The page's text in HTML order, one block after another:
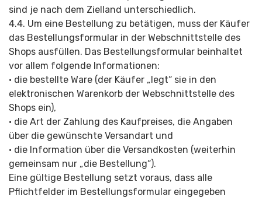
sind je nach dem Zielland unterschiedlich.
4.4. Um eine Bestellung zu betätigen, muss der Käufer
das Bestellungsformular in der Webschnittstelle des
Shops ausfüllen. Das Bestellungsformular beinhaltet
vor allem folgende Informationen:
• die bestellte Ware (der Käufer „legt“ sie in den
elektronischen Warenkorb der Webschnittstelle des
Shops ein),
• die Art der Zahlung des Kaufpreises, die Angaben
über die gewünschte Versandart und
• die Information über die Versandkosten (weiterhin
gemeinsam nur „die Bestellung“).
Eine gültige Bestellung setzt voraus, dass alle
Pflichtfelder im Bestellungsformular eingegeben